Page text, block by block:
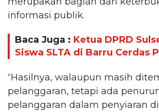
informasi publik.
Baca Juga : Ketua DPRD
Siswa SLTA di Barru Cerdas
“Hasilnya, walaupun masih
pelanggaran, tetapi ada
pelanggaran dalam penyiaran